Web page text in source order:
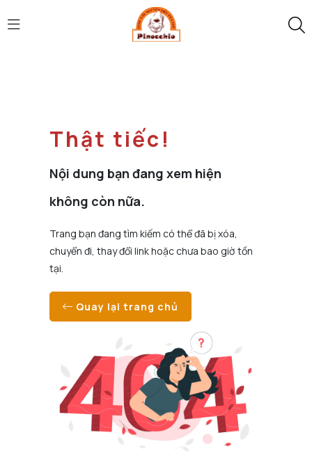
Thật tiếc!
Nội dung bạn đang xem hiện
không còn nữa.
Trang bạn đang tìm kiếm có thể đã bị xóa,
chuyển đi, thay đổi link hoặc chưa bao giờ tồn
tại.
Quay lại trang chủ